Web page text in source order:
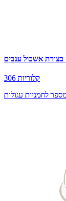
אשכול ענבים
306 קלוריות
לחמניות עגולות